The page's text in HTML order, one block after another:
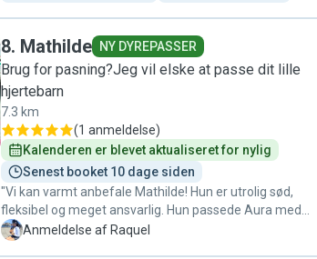
8. Mathilde NY DYREPASSER
Brug for pasning?Jeg vil elske at passe dit lille
hjertebarn
7.3 km
(1 anmeldelse)
Kalenderen er blevet aktualiseret for nylig
Senest booket 10 dage siden
"Vi kan varmt anbefale Mathilde! Hun er utrolig sød,
fleksibel og meget ansvarlig. Hun passede Aura med
omsorg, og vi følte os helt trygge, mens vi var på ferie.
R Anmeldelse af Raquel